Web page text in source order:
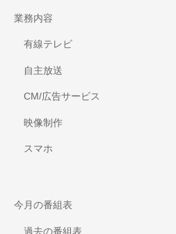
業務内容
有線テレビ
自主放送
CM/広告サービス
映像制作
スマホ
今月の番組表
過去の番組表